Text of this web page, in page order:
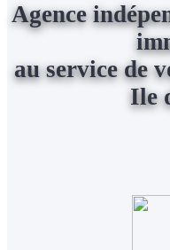
Agence
au service de
Ile